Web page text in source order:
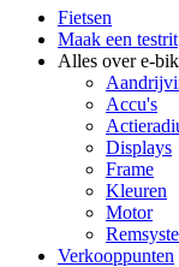
Fietsen
Maak een testrit
Alles over e-
Accu's
Displays
Frame
Kleuren
Motor
Verkooppunten